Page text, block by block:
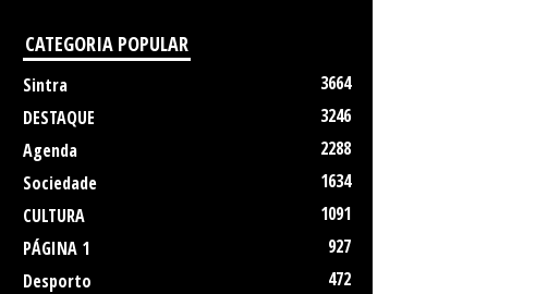
CATEGORIA POPULAR
Sintra
3664
DESTAQUE
3246
Agenda
2288
Sociedade
1634
CULTURA
1091
PÁGINA 1
927
Desporto
472